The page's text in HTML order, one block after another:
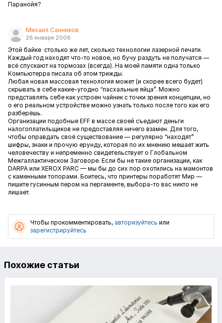
Паранойя?
Михаил Санников
28 января 2008
Этой байке столько же лет, сколько технологии лазерной печати.
Каждый год находят что-то новое, но бучу раздуть не получатся —
всё спускают на тормозах (всегда). На моей памяти одна только
Компьютерра писала об этом трижды.
Любая новая массовая технология может (и скорее всего будет)
скрывать в себе какие-угодно “пасхальные яйца”. Можно
представлять себе как устроен чайник с точки зрения концепции, но
о его реальном устройстве можно узнать только после того как его
разберёшь.
Организации подобные EFF в массе своей съедают деньги
налогоплатильщиков не предоставляя ничего взамен. Для того,
чтобы оправдать своё существование — регулярно “находят”
шифры, знаки и прочую ерунду, которая по их мнению мешает жить
человечеству и непременно свидетельствует о Глобальном
Межгаллактическом Заговоре. Если бы не такие организации, как
DARPA или XEROX PARC — мы бы до сих пор охотились на мамонтов
с каменными топорами. Боитесь, что принтеры поработят Мир —
пишите гусинным пером на пергаменте, выбора-то вас никто не
лишает.
Чтобы прокомментировать, авторизуйтесь или
зарегистрируйтесь
Похожие статьи